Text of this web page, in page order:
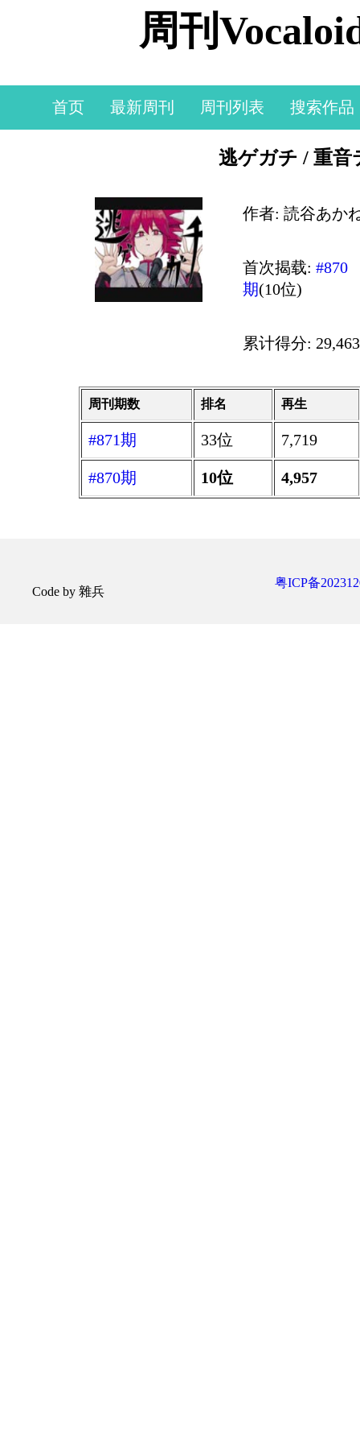
周刊
首页 最新周刊 周刊列表 搜索作品
逃ゲガチ / 重音
作者: 読谷あか
首次揭载: #870
期(10位)
累计得分:
周刊期数 排名 再生
#871期 33位 7,719
#870期 10位 4,957
Code by 雜兵
粤ICP备